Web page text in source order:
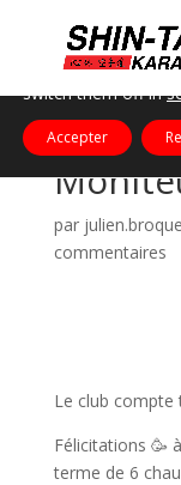
par
commentaires
Le club compte
Félicitations 🥳
terme de 6
Nous utilisons des
expérience sur
You can find out
switch them off in
Accepter